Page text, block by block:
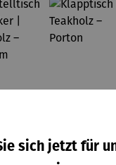
sich jetzt für